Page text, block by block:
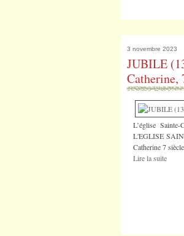
3 novembre 2023
JUBILE
Catherine,
L’église
L'EGLISE
Catherine 7
Lire la suite